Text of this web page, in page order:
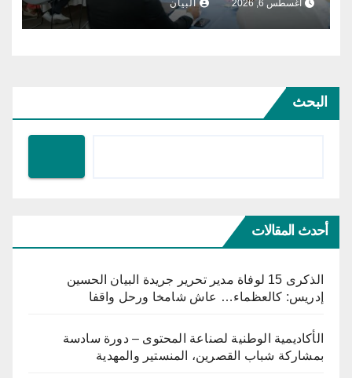
أغسطس 6, 2026 البيان
البحث
أحدث المقالات
الذكرى 15 لوفاة مدير تحرير جريدة البيان الحسين
إدريس: كالعظماء… عاش شامخا ورحل واقفا
الأكاديمية الوطنية لصناعة المحتوى – دورة سادسة
بمشاركة شباب القصرين، المنستير والمهدية